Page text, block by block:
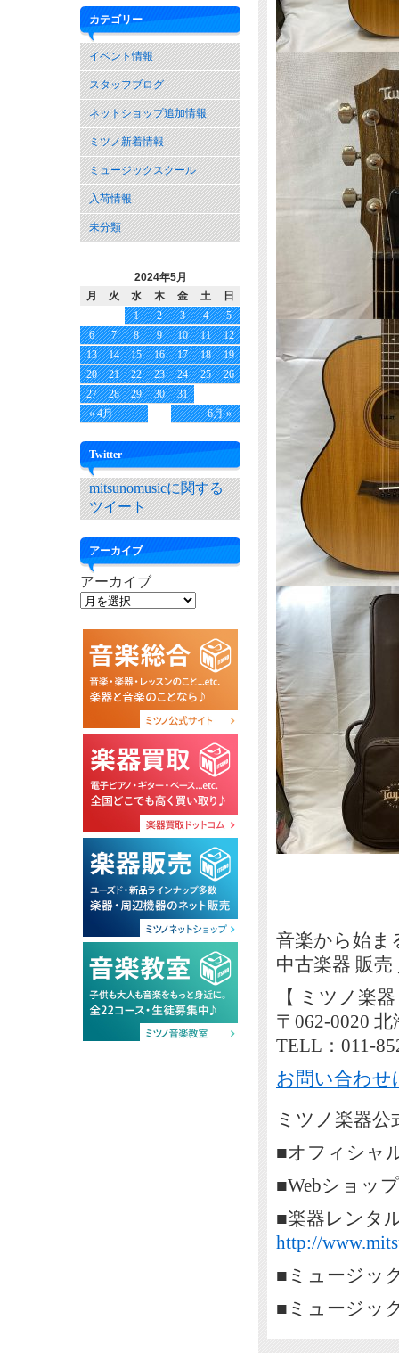
音楽から始ま
中古楽器 販
【 ミツノ楽
〒062-0020
TELL：011-
お問い合わせ
ミツノ楽器
■オフィシャ
■Webショッ
■楽器レンタ
http://
■ミュージッ
■ミュージッ
カテゴリー
イベント情報
スタッフブログ
ネットショップ追加情報
ミツノ新着情報
ミュージックスクール
入荷情報
未分類
2024年5月
月
火 水 木 金 土 日
« 4月 6月 »
1 2 3 4
5
6
7 8 9 10 11
12
13
14 15 16 17 18
19
20
21 22 23 24 25
26
27
28 29 30 31
Twitter
mitsunomusicに関する
ツイート
アーカイブ
アーカイブ